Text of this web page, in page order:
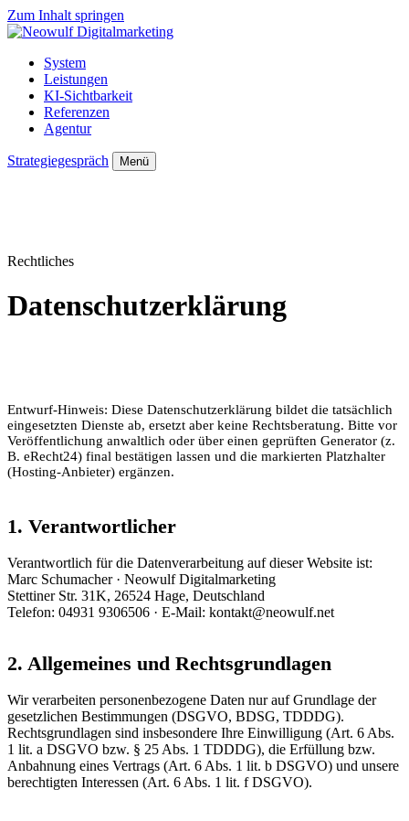
Zum Inhalt springen
System
Leistungen
KI-Sichtbarkeit
Referenzen
Agentur
Strategiegespräch Menü
Rechtliches
Datenschutzerklärung
Entwurf-Hinweis: Diese Datenschutzerklärung bildet die tatsächlich
eingesetzten Dienste ab, ersetzt aber keine Rechtsberatung. Bitte vor
Veröffentlichung anwaltlich oder über einen geprüften Generator (z.
B. eRecht24) final bestätigen lassen und die markierten Platzhalter
(Hosting-Anbieter) ergänzen.
1. Verantwortlicher
Verantwortlich für die Datenverarbeitung auf dieser Website ist:
Marc Schumacher · Neowulf Digitalmarketing
Stettiner Str. 31K, 26524 Hage, Deutschland
Telefon: 04931 9306506 · E-Mail: kontakt@neowulf.net
2. Allgemeines und Rechtsgrundlagen
Wir verarbeiten personenbezogene Daten nur auf Grundlage der
gesetzlichen Bestimmungen (DSGVO, BDSG, TDDDG).
Rechtsgrundlagen sind insbesondere Ihre Einwilligung (Art. 6 Abs.
1 lit. a DSGVO bzw. § 25 Abs. 1 TDDDG), die Erfüllung bzw.
Anbahnung eines Vertrags (Art. 6 Abs. 1 lit. b DSGVO) und unsere
berechtigten Interessen (Art. 6 Abs. 1 lit. f DSGVO).